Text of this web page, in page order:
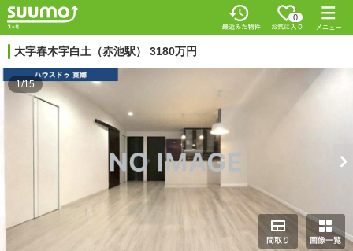
0
大字春木字白土（赤池駅） 3180万円
1/15